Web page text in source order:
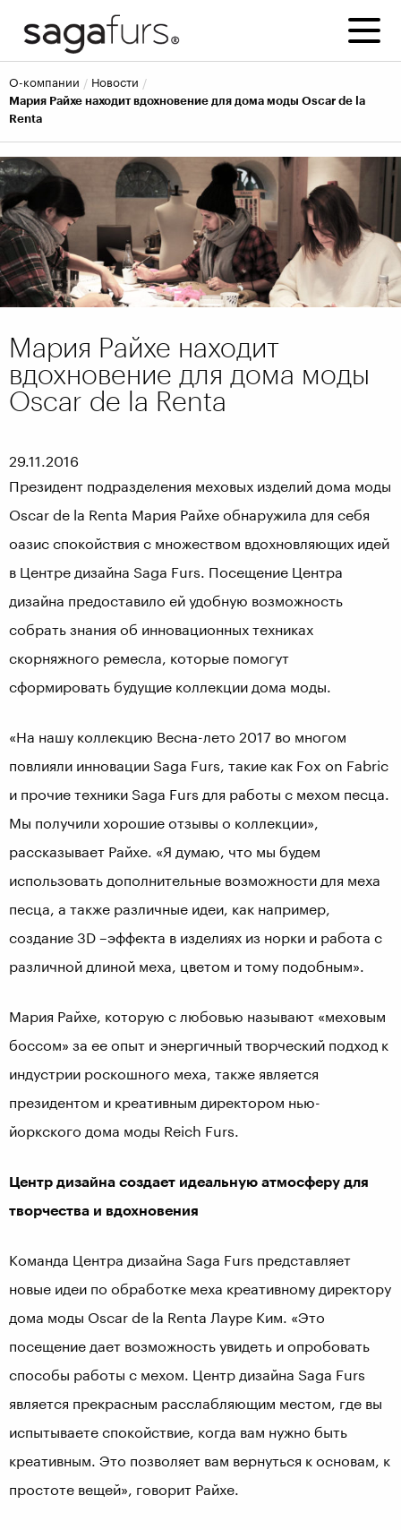
о-компании
новости
Мария Райхе находит вдохновение для дома моды Oscar de la
Renta
Мария Райхе находит
вдохновение для дома моды
Oscar de la Renta
29.11.2016
Президент подразделения меховых изделий дома моды
Oscar de la Renta Мария Райхе обнаружила для себя
оазис спокойствия с множеством вдохновляющих идей
в Центре дизайна Saga Furs. Посещение Центра
дизайна предоставило ей удобную возможность
собрать знания об инновационных техниках
скорняжного ремесла, которые помогут
сформировать будущие коллекции дома моды.
«На нашу коллекцию Весна-лето 2017 во многом
повлияли инновации Saga Furs, такие как Fox on Fabric
и прочие техники Saga Furs для работы с мехом песца.
Мы получили хорошие отзывы о коллекции»,
рассказывает Райхе. «Я думаю, что мы будем
использовать дополнительные возможности для меха
песца, а также различные идеи, как например,
создание 3D –эффекта в изделиях из норки и работа с
различной длиной меха, цветом и тому подобным».
Мария Райхе, которую с любовью называют «меховым
боссом» за ее опыт и энергичный творческий подход к
индустрии роскошного меха, также является
президентом и креативным директором нью-
йоркского дома моды Reich Furs.
Центр дизайна создает идеальную атмосферу для
творчества и вдохновения
Команда Центра дизайна Saga Furs представляет
новые идеи по обработке меха креативному директору
дома моды Oscar de la Renta Лауре Ким. «Это
посещение дает возможность увидеть и опробовать
способы работы с мехом. Центр дизайна Saga Furs
является прекрасным расслабляющим местом, где вы
испытываете спокойствие, когда вам нужно быть
креативным. Это позволяет вам вернуться к основам, к
простоте вещей», говорит Райхе.